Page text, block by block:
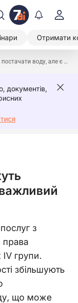
Отримати
Аграрії на IV групі можуть постачати воду, але є важливий нюанс
документів,
з
права
IV групи.
збільшують
що може